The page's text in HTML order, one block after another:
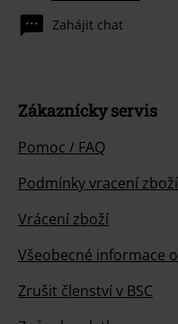
Zahájit chat
Zákaznícky servis
Pomoc / FAQ
Podmínky vracení zboží
Vrácení zboží
Všeobecné informace
Zrušit členství v BSC